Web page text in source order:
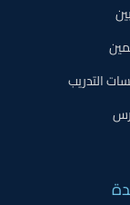
التدريب